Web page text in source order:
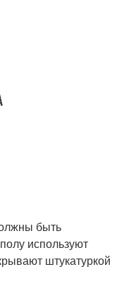
быть
используют
штукатуркой